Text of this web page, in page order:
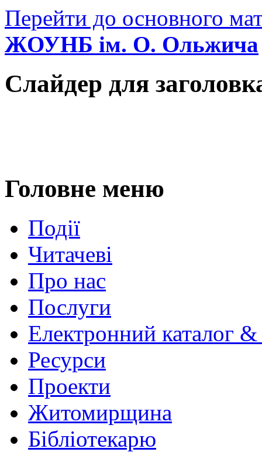
Перейти до основного
ЖОУНБ ім. О. Ольжича
Слайдер для
Головне меню
Події
Читачеві
Про нас
Послуги
Електронний каталог
Ресурси
Проекти
Житомирщина
Бібліотекарю